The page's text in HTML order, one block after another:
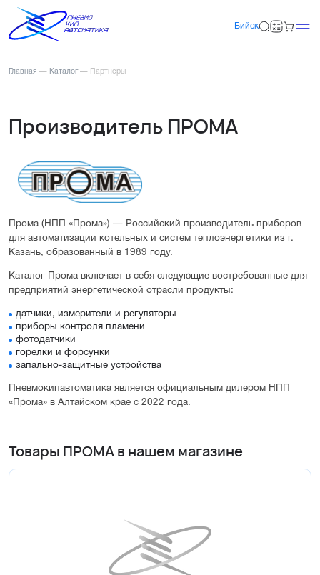
Бийск
Главная — Каталог — Партнеры
Производитель ПРОМА
Прома (НПП «Прома») — Российский производитель приборов
для автоматизации котельных и систем теплоэнергетики из г.
Казань, образованный в 1989 году.
Каталог Прома включает в себя следующие востребованные для
предприятий энергетической отрасли продукты:
датчики, измерители и регуляторы
приборы контроля пламени
фотодатчики
горелки и форсунки
запально-защитные устройства
Пневмокипавтоматика является официальным дилером НПП
«Прома» в Алтайском крае с 2022 года.
Товары ПРОМА в нашем магазине